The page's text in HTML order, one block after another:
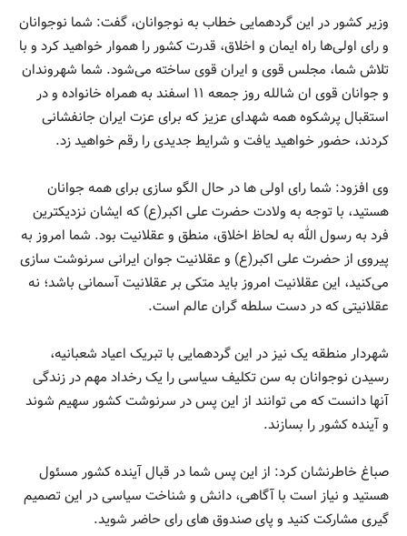
وزیر کشور در این گردهمایی خطاب به نوجوانان، گفت: شما نوجوانان
و رای اولی‌ها راه ایمان و اخلاق، قدرت کشور را هموار خواهید کرد و با
تلاش شما، مجلس قوی و ایران قوی ساخته می‌شود. شما شهروندان
و جوانان قوی ان شالله روز جمعه ۱۱ اسفند به همراه خانواده و در
استقبال پرشکوه همه شهدای عزیز که برای عزت ایران جانفشانی
کردند، حضور خواهید یافت و شرایط جدیدی را رقم خواهید زد.
وی افزود: شما رای اولی ها در حال الگو سازی برای همه جوانان
هستید، با توجه به ولادت حضرت علی اکبر(ع) که ایشان نزدیکترین
فرد به رسول الله به لحاظ اخلاق، منطق و عقلانیت بود. شما امروز به
پیروی از حضرت علی اکبر(ع) و عقلانیت جوان ایرانی سرنوشت سازی
می‌کنید، این عقلانیت امروز باید متکی بر عقلانیت آسمانی باشد؛ نه
عقلانیتی که در دست سلطه گران عالم است.
شهردار منطقه یک نیز در این گردهمایی با تبریک اعیاد شعبانیه،
رسیدن نوجوانان به سن تکلیف سیاسی را یک رخداد مهم در زندگی
آنها دانست که می توانند از این پس در سرنوشت کشور سهیم شوند
و آینده کشور را بسازند.
صباغ خاطرنشان کرد: از این پس شما در قبال آینده کشور مسئول
هستید و نیاز است با آگاهی، دانش و شناخت سیاسی در این تصمیم
گیری مشارکت کنید و پای صندوق های رای حاضر شوید.